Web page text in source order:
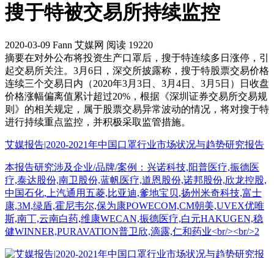
搜于特被交易所持续监控
2020-03-09 Fann 艾媒网 阅读 19220
摘要在对外公布将投资生产口罩后，搜于特连续多日涨停，引
起交易所关注。3月6日，深交所披露称，搜于特股票交易价格
连续三个交易日内（2020年3月3日、3月4日、3月5日）日收盘
价格涨幅偏离值累计超过20%，根据《深圳证券交易所交易规
则》的相关规定，属于股票交易异常波动的情况，将对搜于特
进行持续重点监控，并积极采取监管措施。
艾媒报告|2020-2021年中国口罩行业市场状况与趋势研究报告
本报告研究涉及企业/品牌/案例：兴诺科技,阳普医疗,振德医
疗,泰达股份,南卫股份,蓝帆医疗,道恩股份,诺邦股份,欣龙控股,
中国石化,上汽通用五菱,比亚迪,爹地宝贝,扬州米奇科技,富士
康,3M,绿盾,霍尼韦尔,保为康POWECOM,CM朝美,UVEX优唯
斯,南丁,云南白药,维康WECAN,振德医疗,白元HAKUGEN,稳
健WINNER,PURAVATION普卫欣,滴露,仁和药业<br/><br/>2